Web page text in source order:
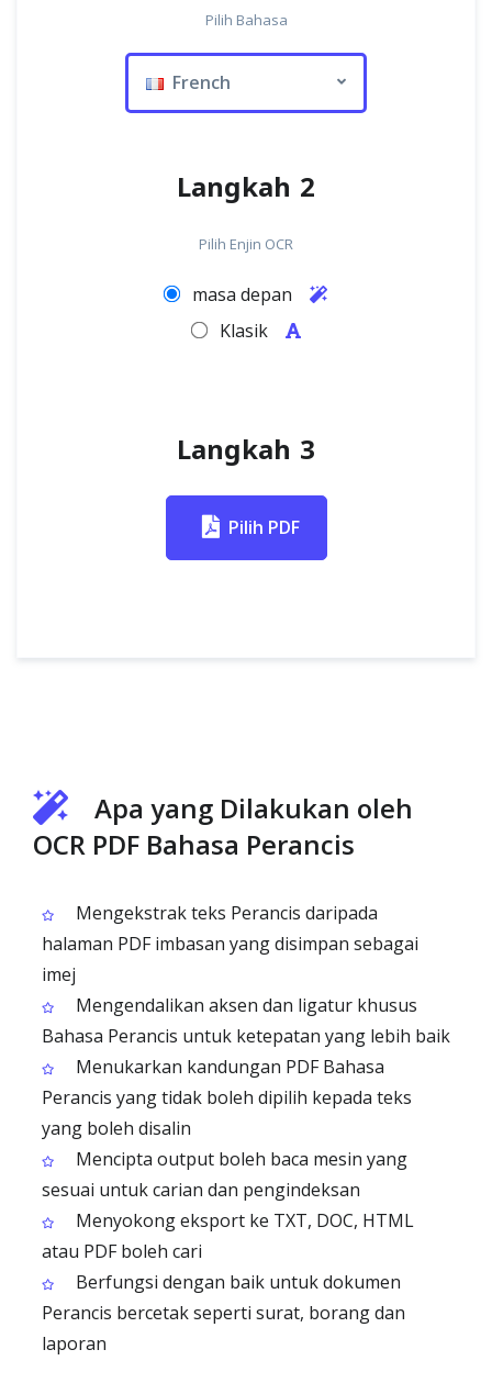
Pilih Bahasa
French
Langkah 2
Pilih Enjin OCR
masa depan
Klasik
Langkah 3
Pilih PDF
Apa yang Dilakukan oleh
OCR PDF Bahasa Perancis
Mengekstrak teks Perancis daripada
halaman PDF imbasan yang disimpan sebagai
imej
Mengendalikan aksen dan ligatur khusus
Bahasa Perancis untuk ketepatan yang lebih baik
Menukarkan kandungan PDF Bahasa
Perancis yang tidak boleh dipilih kepada teks
yang boleh disalin
Mencipta output boleh baca mesin yang
sesuai untuk carian dan pengindeksan
Menyokong eksport ke TXT, DOC, HTML
atau PDF boleh cari
Berfungsi dengan baik untuk dokumen
Perancis bercetak seperti surat, borang dan
laporan